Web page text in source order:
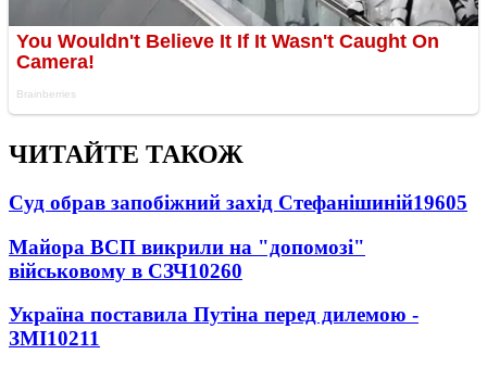
ЧИТАЙТЕ ТАКОЖ
Суд обрав запобіжний захід Стефанішиній19605
Майора ВСП викрили на "допомозі"
військовому в СЗЧ10260
Україна поставила Путіна перед дилемою -
ЗМІ10211